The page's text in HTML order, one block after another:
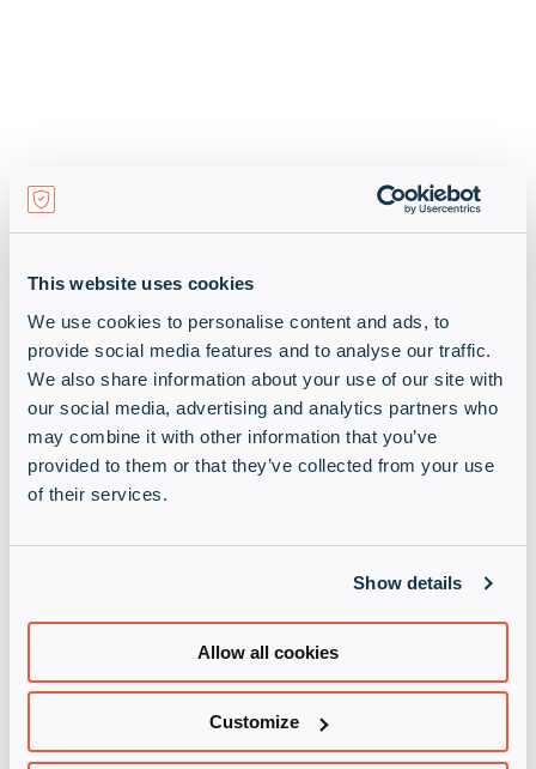
This website uses cookies
We use cookies to personalise content and ads, to
provide social media features and to analyse our traffic.
We also share information about your use of our site with
our social media, advertising and analytics partners who
may combine it with other information that you’ve
provided to them or that they’ve collected from your use
of their services.
Show details
Allow all cookies
Customize